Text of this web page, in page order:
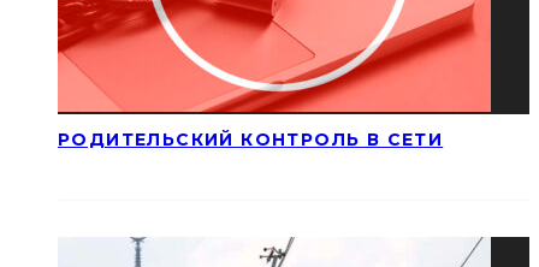
РОДИТЕЛЬСКИЙ КОНТРОЛЬ В СЕТИ